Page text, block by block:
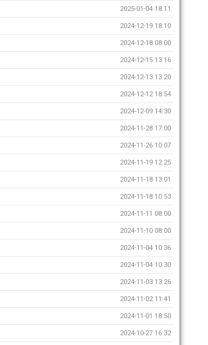
2025-01-04 18:11
2024-12-19 18:10
2024-12-18 08:00
2024-12-15 13:16
2024-12-13 13:20
2024-12-12 18:54
2024-12-09 14:30
2024-11-28 17:00
2024-11-26 10:07
2024-11-19 12:25
2024-11-18 13:01
2024-11-18 10:53
2024-11-11 08:00
2024-11-10 08:00
2024-11-04 10:36
2024-11-04 10:30
2024-11-03 13:26
2024-11-02 11:41
2024-11-01 18:50
2024-10-27 16:32